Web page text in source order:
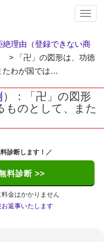
T
o
g
l
e
v
i
g
絶理由（登録できない商
> 「卍」の図形は、功徳
たわが国では…
）：「卍」の図形
ものとして、また
診断します！／
料診断 >>
金はかかりません
返事いたします